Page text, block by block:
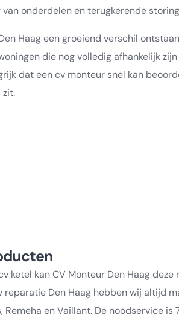
onderdelen en terugkerende
Haag een groeiend verschil
die nog volledig afhankelijk
dat een cv monteur snel kan
zit.
ketel kan CV Monteur Den Haag
reparatie Den Haag hebben wij altijd
Remeha en Vaillant. De noodservice is